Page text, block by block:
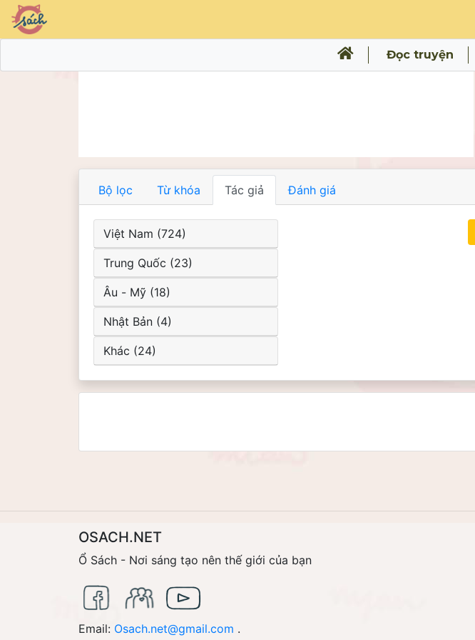
Đọc truyện
Bộ lọc Từ khóa Tác giả Đánh giá
Việt Nam (724)
Trung Quốc (23)
Âu - Mỹ (18)
Nhật Bản (4)
Khác (24)
OSACH.NET
Ổ Sách - Nơi sáng tạo nên thế giới của bạn
Email: Osach.net@gmail.com .